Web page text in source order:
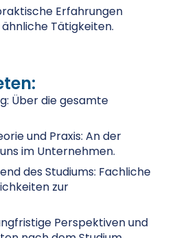
Erfahrungen
Tätigkeiten.
Über die gesamte
und Praxis: An der
im Unternehmen.
des Studiums: Fachliche
zur
Perspektiven und